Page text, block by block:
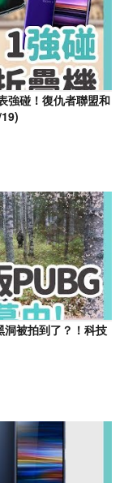
強碰！復仇者聯盟和
被拍到了？！科技